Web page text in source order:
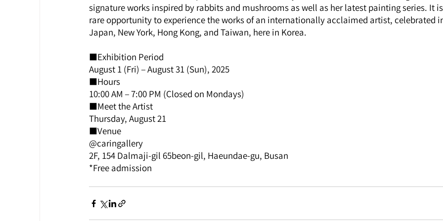
signature works inspired by rabbits and mushrooms as well as her latest painting series. It
rare opportunity to experience the works of an internationally acclaimed artist, celebrated
Japan, New York, Hong Kong, and Taiwan, here in Korea.
■Exhibition Period
August 1 (Fri) – August 31 (Sun), 2025
■Hours
10:00 AM – 7:00 PM (Closed on Mondays)
■Meet the Artist
Thursday, August 21
■Venue
@caringallery
2F, 154 Dalmaji-gil 65beon-gil, Haeundae-gu, Busan
*Free admission